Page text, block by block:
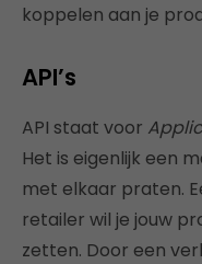
koppelen aan je
API’s
API staat voor
Het is eigenlijk een
met elkaar praten.
retailer wil je jouw
zetten. Door een